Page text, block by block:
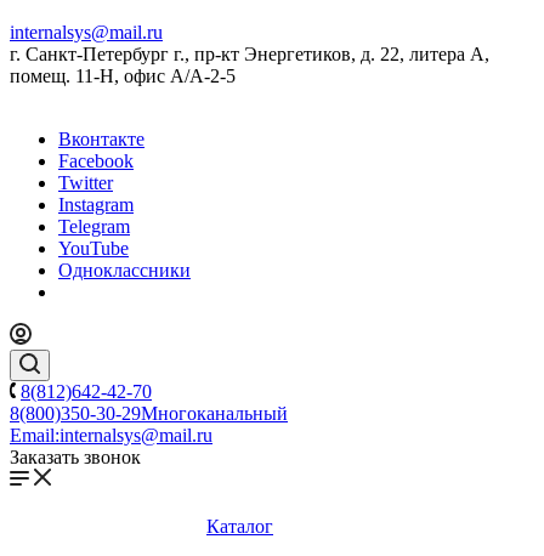
internalsys@mail.ru
г. Санкт-Петербург г., пр-кт Энергетиков, д. 22, литера А,
помещ. 11-Н, офис А/А-2-5
Вконтакте
Facebook
Twitter
Instagram
Telegram
YouTube
Одноклассники
8(812)642-42-70
8(800)350-30-29Многоканальный
Email:internalsys@mail.ru
Заказать звонок
Каталог